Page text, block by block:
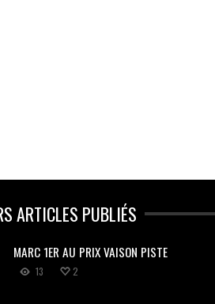
ARTICLES PUBLIÉS
MARC 1ER AU PRIX VAISON PISTE
13 2